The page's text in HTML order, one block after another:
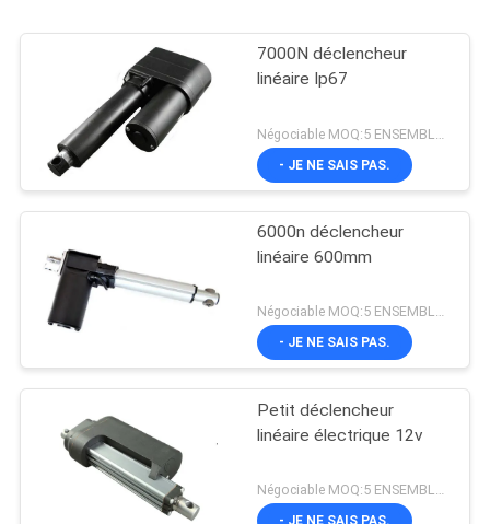
7000N déclencheur
linéaire Ip67
- JE NE SAIS PAS.
6000n déclencheur
linéaire 600mm
Négociable MOQ:5 ENSEMBLES
- JE NE SAIS PAS.
Petit déclencheur
linéaire électrique 12v
Négociable MOQ:5 ENSEMBLES
- JE NE SAIS PAS.